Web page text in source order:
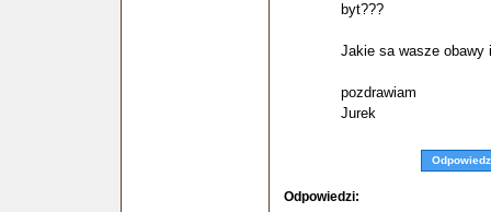
byt???
Jakie sa wasze
pozdrawiam
Jurek
Odpowiedz
Odpowiedzi: